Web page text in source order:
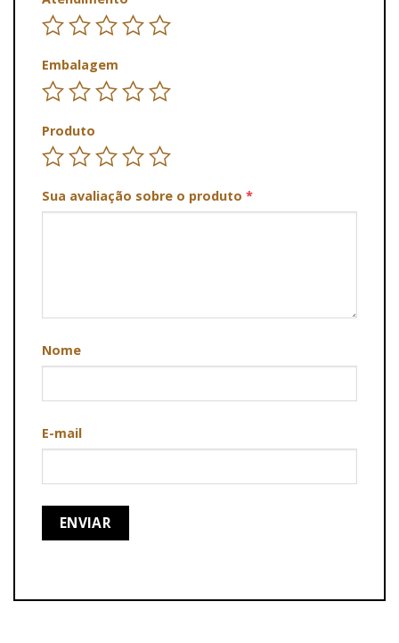
Embalagem
Produto
Sua avaliação sobre o produto *
Nome
E-mail